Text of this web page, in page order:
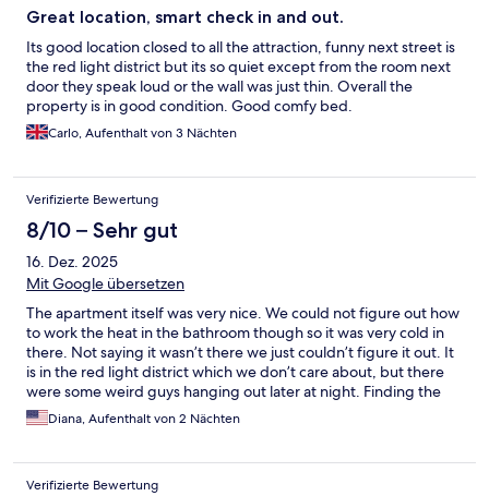
Great location, smart check in and out.
Its good location closed to all the attraction, funny next street is
the red light district but its so quiet except from the room next
door they speak loud or the wall was just thin. Overall the
property is in good condition. Good comfy bed.
Carlo, Aufenthalt von 3 Nächten
Verifizierte Bewertung
8/10 – Sehr gut
16. Dez. 2025
Mit Google übersetzen
The apartment itself was very nice. We could not figure out how
to work the heat in the bathroom though so it was very cold in
there. Not saying it wasn’t there we just couldn’t figure it out. It
is in the red light district which we don’t care about, but there
were some weird guys hanging out later at night. Finding the
right door to go in was a challenge but I called and they walked
us through it. They responded immediately. Was walking
Diana, Aufenthalt von 2 Nächten
Verifizierte Bewertung